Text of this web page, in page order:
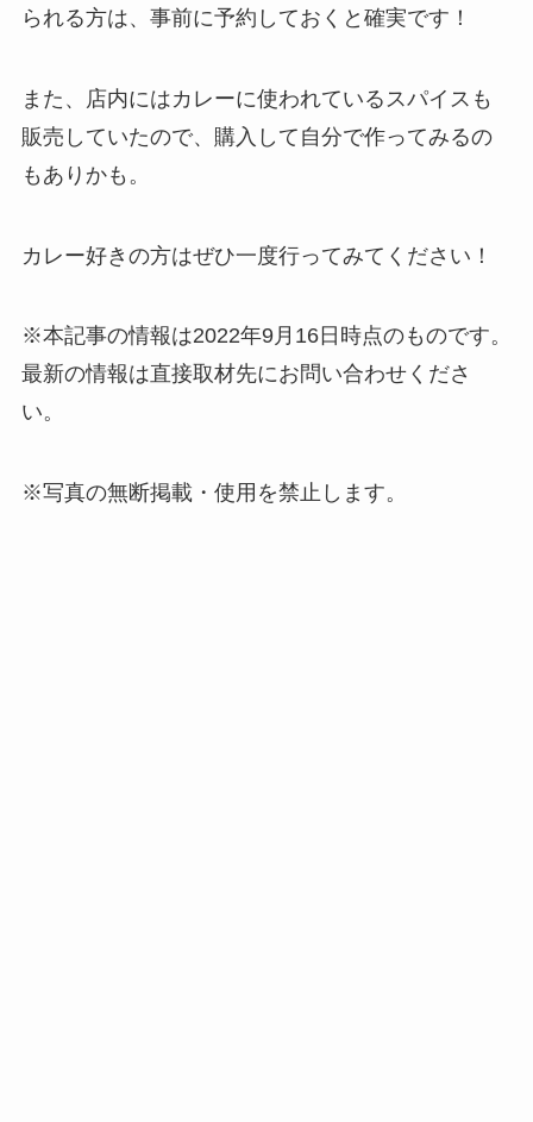
られる方は、事前に予約しておくと確実です！
また、店内にはカレーに使われているスパイスも
販売していたので、購入して自分で作ってみるの
もありかも。
カレー好きの方はぜひ一度行ってみてください！
※本記事の情報は2022年9月16日時点のものです。
最新の情報は直接取材先にお問い合わせくださ
い。
※写真の無断掲載・使用を禁止します。